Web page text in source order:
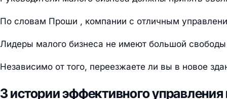
По словам Проши , компании с отличным
Лидеры малого бизнеса не имеют большой свободы
Независимо от того, переезжаете ли вы в новое
3 истории эффективного